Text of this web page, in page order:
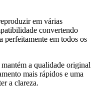
em várias
convertendo
em todos os
a qualidade original
mais rápidos e uma
a clareza.